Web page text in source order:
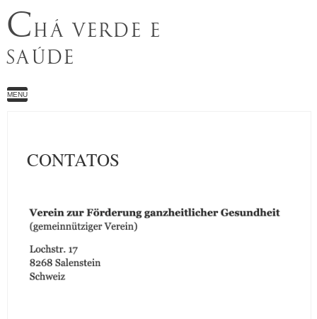
CHÁ VERDE E
SAÚDE
MENU
CONTATOS